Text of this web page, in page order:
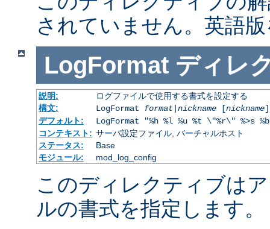
されていません。英語
LogFormat ディレ
説明:
ログファイルで使用する書式を設定する
構文:
LogFormat format| nickname[nickname]
デフォルト:
LogFormat "%h %l %u %t \"%r\" %>s
コンテキスト: サーバ設定ファイル, バーチャルホスト
ステータス:
Base
モジュール:
mod_log_config
このディレクティブは
ルの書式を指定します。